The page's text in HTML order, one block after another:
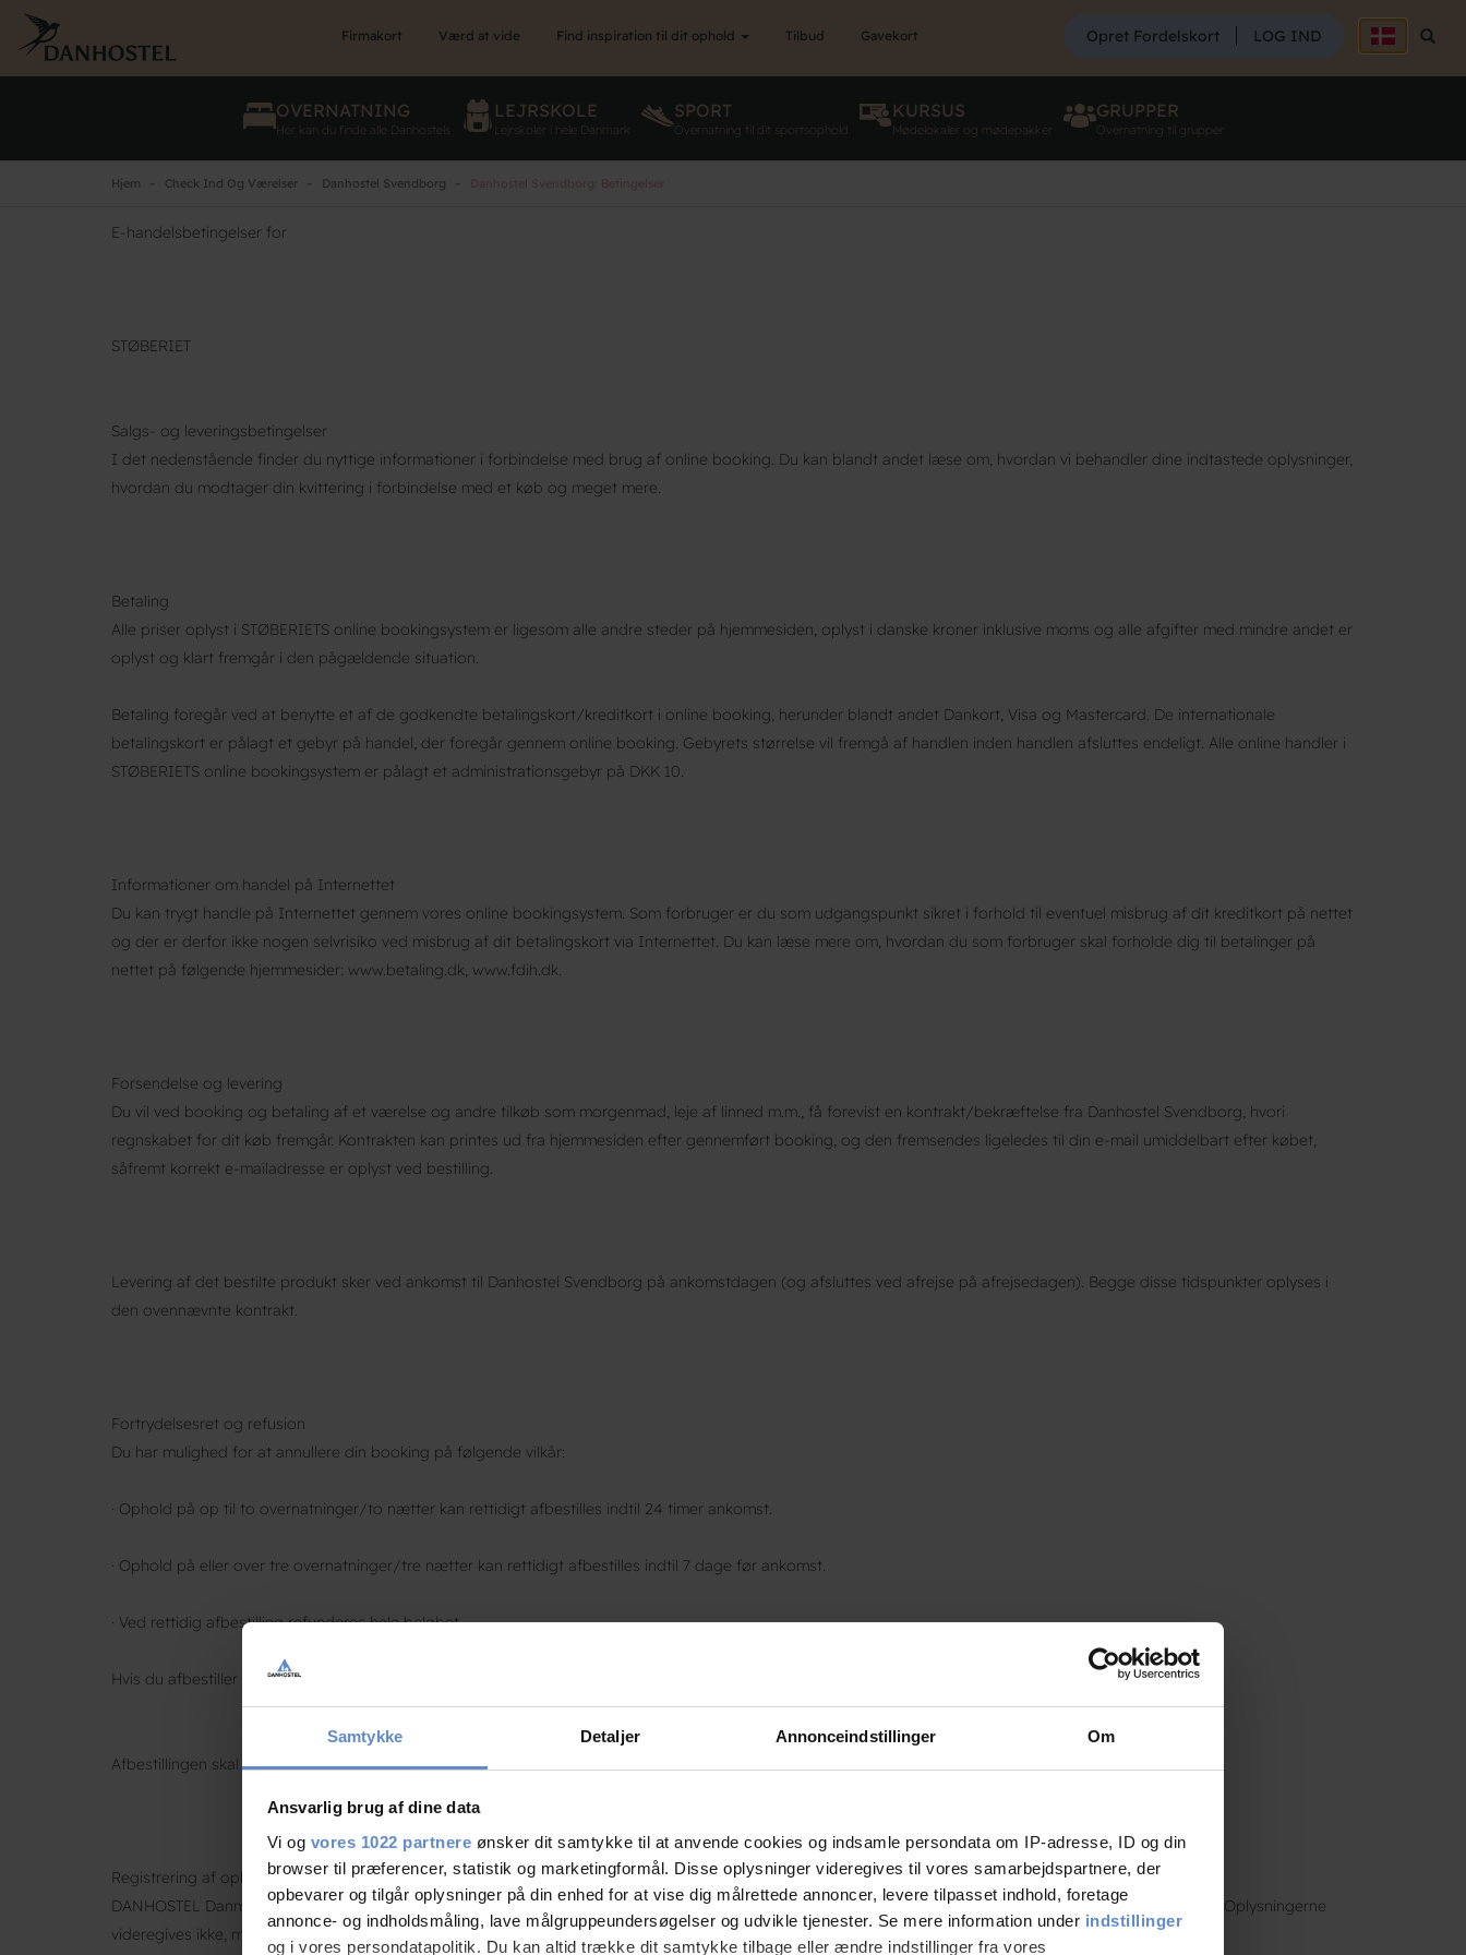
Samtykke Detaljer Annonceindstillinger Om
Ansvarlig brug af dine data
Vi og vores 1022 partnere ønsker dit samtykke til at anvende cookies og indsamle persondata om IP-adresse, ID og din
browser til præferencer, statistik og marketingformål. Disse oplysninger videregives til vores samarbejdspartnere, der
opbevarer og tilgår oplysninger på din enhed for at vise dig målrettede annoncer, levere tilpasset indhold, foretage
annonce- og indholdsmåling, lave målgruppeundersøgelser og udvikle tjenester. Se mere information under indstillinger
og i vores persondatapolitik. Du kan altid trække dit samtykke tilbage eller ændre indstillinger fra vores
main
content
SØG
Søg
Opret Fordelskort LOG IND
Firmakort Værd at vide Find inspiration til dit ophold Tilbud Gavekort
OVERNATNING
Her kan du finde alle Danhostels
LEJRSKOLE
Lejrskoler i hele Danmark
SPORT
Overnatning til dit sportsophold
KURSUS
Mødelokaler og mødepakker
GRUPPER
Overnatning til grupper
Hjem Check Ind Og Værelser Danhostel Svendborg
E-handelsbetingelser for
STØBERIET
Salgs- og leveringsbetingelser
I det nedenstående finder du nyttige informationer i forbindelse med brug af online booking. Du kan blandt andet læse om, hvordan vi behandler dine indtastede oplysninger,
hvordan du modtager din kvittering i forbindelse med et køb og meget mere.
Betaling
Alle priser oplyst i STØBERIETS online bookingsystem er ligesom alle andre steder på hjemmesiden, oplyst i danske kroner inklusive moms og alle afgifter med mindre andet er
oplyst og klart fremgår i den pågældende situation.
Betaling foregår ved at benytte et af de godkendte betalingskort/kreditkort i online booking, herunder blandt andet Dankort, Visa og Mastercard. De internationale
betalingskort er pålagt et gebyr på handel, der foregår gennem online booking. Gebyrets størrelse vil fremgå af handlen inden handlen afsluttes endeligt. Alle online handler i
STØBERIETS online bookingsystem er pålagt et administrationsgebyr på DKK 10.
Informationer om handel på Internettet
Du kan trygt handle på Internettet gennem vores online bookingsystem. Som forbruger er du som udgangspunkt sikret i forhold til eventuel misbrug af dit kreditkort på nettet
og der er derfor ikke nogen selvrisiko ved misbrug af dit betalingskort via Internettet. Du kan læse mere om, hvordan du som forbruger skal forholde dig til betalinger på
nettet på følgende hjemmesider: www.betaling.dk, www.fdih.dk.
Forsendelse og levering
Du vil ved booking og betaling af et værelse og andre tilkøb som morgenmad, leje af linned m.m., få forevist en kontrakt/bekræftelse fra Danhostel Svendborg, hvori
regnskabet for dit køb fremgår. Kontrakten kan printes ud fra hjemmesiden efter gennemført booking, og den fremsendes ligeledes til din e-mail umiddelbart efter købet,
såfremt korrekt e-mailadresse er oplyst ved bestilling.
Levering af det bestilte produkt sker ved ankomst til Danhostel Svendborg på ankomstdagen (og afsluttes ved afrejse på afrejsedagen). Begge disse tidspunkter oplyses i
den ovennævnte kontrakt.
Fortrydelsesret og refusion
Du har mulighed for at annullere din booking på følgende vilkår:
· Ophold på op til to overnatninger/to nætter kan rettidigt afbestilles indtil 24 timer ankomst.
· Ophold på eller over tre overnatninger/tre nætter kan rettidigt afbestilles indtil 7 dage før ankomst.
· Ved rettidig afbestilling refunderes hele beløbet
Hvis du afbestiller senere end de rettidige frister for afbestilling mister du hele det indbetalte beløb.
Afbestillingen skal være skriftlig og skal rettes direkte til Støberiet
Registrering af oplysninger
DANHOSTEL Danmarks Vandrerhjem registrerer dit navn, din adresse, din e-mail samt andre oplysninger afgivet i forbindelse med købet, i sit kundekartotek. Oplysningerne
videregives ikke, men DANHOSTEL Danmarks Vandrerhjem beholder registreringen i 5 år.